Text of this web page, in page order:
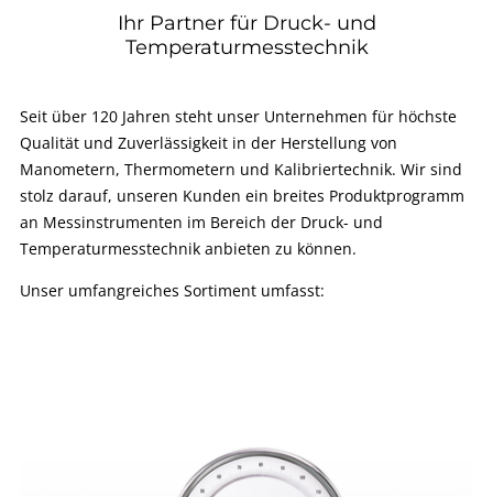
Ihr Partner für Druck- und
Temperaturmesstechnik
Seit über 120 Jahren steht unser Unternehmen für höchste
Qualität und Zuverlässigkeit in der Herstellung von
Manometern, Thermometern und Kalibriertechnik. Wir sind
stolz darauf, unseren Kunden ein breites Produktprogramm
an Messinstrumenten im Bereich der Druck- und
Temperaturmesstechnik anbieten zu können.
Unser umfangreiches Sortiment umfasst: